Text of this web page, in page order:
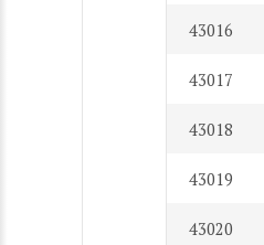
43016
43017
43018
43019
43020